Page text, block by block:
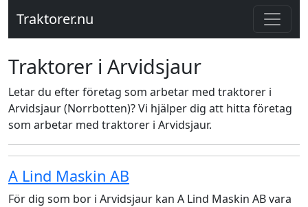
Traktorer.nu
Traktorer i Arvidsjaur
Letar du efter företag som arbetar med traktorer i
Arvidsjaur (Norrbotten)? Vi hjälper dig att hitta företag
som arbetar med traktorer i Arvidsjaur.
A Lind Maskin AB
För dig som bor i Arvidsjaur kan A Lind Maskin AB vara